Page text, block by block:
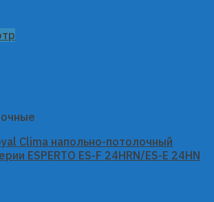
Clima напольно-потолочный
ESPERTO ES-F 24HRN/ES-E 24HN